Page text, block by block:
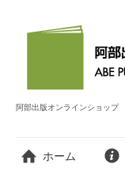
阿部出版オンラインショップ
ホーム